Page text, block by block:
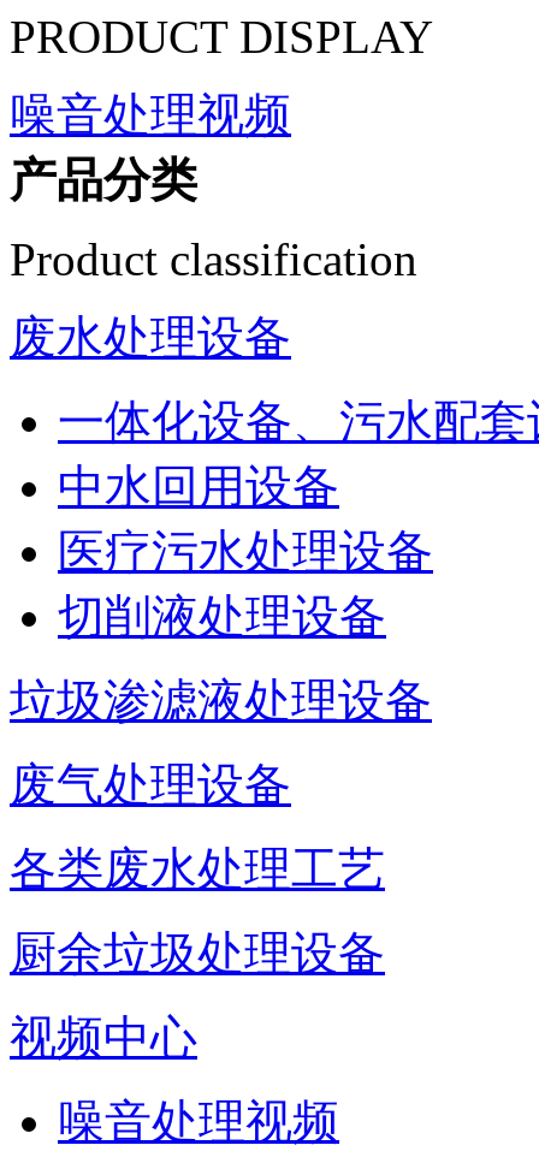
PRODUCT DISPLAY
噪音处理视频
产品分类
Product classification
废水处理设备
一体化设备、污水配套
中水回用设备
医疗污水处理设备
切削液处理设备
垃圾渗滤液处理设备
废气处理设备
各类废水处理工艺
厨余垃圾处理设备
视频中心
噪音处理视频